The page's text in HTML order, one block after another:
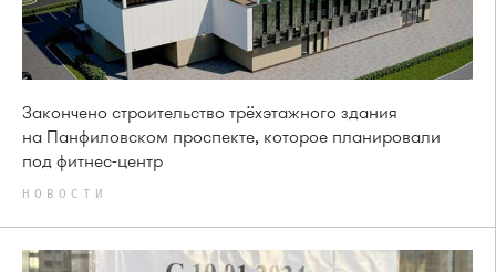
Закончено строительство трёхэтажного здания
на Панфиловском проспекте, которое планировали
под фитнес-центр
НОВОСТИ